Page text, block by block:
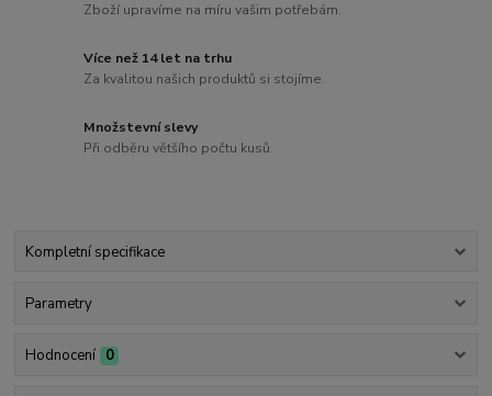
Zboží upravíme na míru vašim potřebám.
Více než 14 let na trhu
Za kvalitou našich produktů si stojíme.
Množstevní slevy
Při odběru většího počtu kusů.
Kompletní specifikace
Parametry
Hodnocení 0